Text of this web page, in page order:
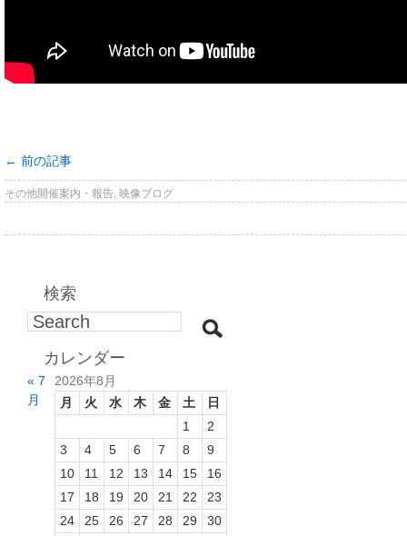
← 前の記事
その他開催案内・報告, 映像ブログ
検索
カレンダー
2026年8月
月
火 水 木 金 土
日
1
2
3
4 5 6 7 8
9
10
11 12 13 14 15
16
17
18 19 20 21 22
23
24
25 26 27 28 29
30
« 7
月